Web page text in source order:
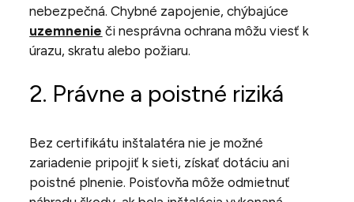
nebezpečná. Chybné zapojenie, chýbajúce
uzemnenie či nesprávna ochrana môžu viesť k
úrazu, skratu alebo požiaru.
2. Právne a poistné riziká
Bez certifikátu inštalatéra nie je možné
zariadenie pripojiť k sieti, získať dotáciu ani
poistné plnenie. Poisťovňa môže odmietnuť